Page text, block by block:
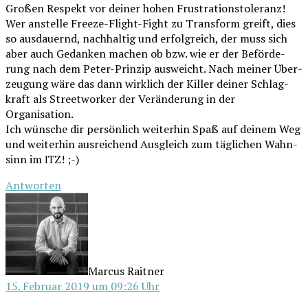
Gro­ßen Respekt vor dei­ner hohen Frustrationstoleranz!
Wer anstel­le Free­ze-Flight-Fight zu Trans­form greift, dies
so aus­dau­ernd, nach­hal­tig und erfolg­reich, der muss sich
aber auch Gedan­ken machen ob bzw. wie er der Beför­de­
rung nach dem Peter-Prin­zip aus­weicht. Nach mei­ner Über­
zeu­gung wäre das dann wirk­lich der Kil­ler dei­ner Schlag­
kraft als Street­wor­ker der Ver­än­de­rung in der
Organisation.
Ich wün­sche dir per­sön­lich wei­ter­hin Spaß auf dei­nem Weg
und wei­ter­hin aus­rei­chend Aus­gleich zum täg­li­chen Wahn­
sinn im ITZ! ;-)
Antworten
Marcus Raitner
15. Februar 2019 um 09:26 Uhr